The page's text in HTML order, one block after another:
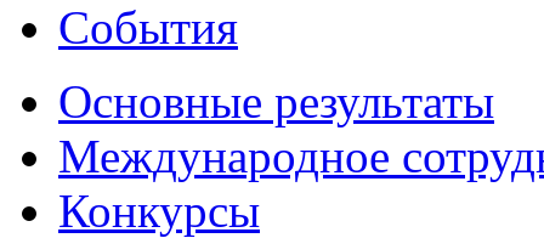
События
Основные результаты
Международное
Конкурсы